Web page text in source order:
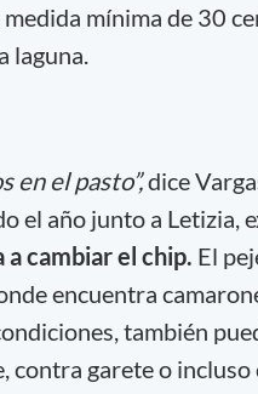
medida mínima de 30
laguna.
en el pasto”,dice
el año junto a Letizia,
a cambiar el chip. El
encuentra
también
contra garete o